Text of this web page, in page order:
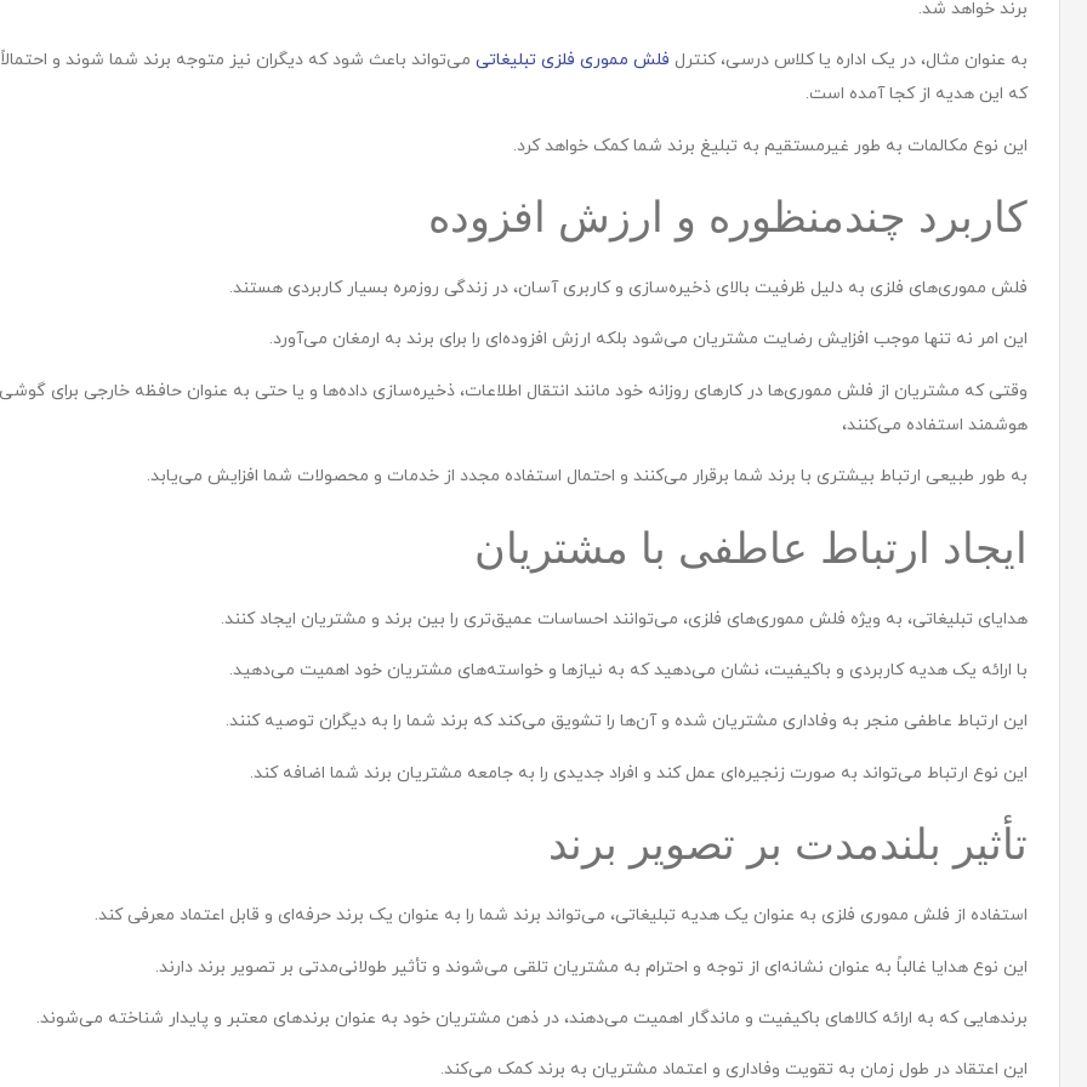
برند خواهد شد.
به عنوان مثال، در یک اداره یا کلاس درسی، کنترل فلش مموری‌ فلزی تبلیغاتی می‌تواند باعث شود که دیگران نیز متوجه برند شما شوند و
که این هدیه از کجا آمده است.
این نوع مکالمات به طور غیرمستقیم به تبلیغ برند شما کمک خواهد کرد.
کاربرد چندمنظوره و ارزش افزوده
فلش مموری‌های فلزی به دلیل ظرفیت بالای ذخیره‌سازی و کاربری آسان، در زندگی روزمره بسیار کاربردی هستند.
این امر نه تنها موجب افزایش رضایت مشتریان می‌شود بلکه ارزش افزوده‌ای را برای برند به ارمغان می‌آورد.
وقتی که مشتریان از فلش مموری‌ها در کارهای روزانه خود مانند انتقال اطلاعات، ذخیره‌سازی داده‌ها و یا حتی به عنوان حافظه خارجی برای
هوشمند استفاده می‌کنند،
به طور طبیعی ارتباط بیشتری با برند شما برقرار می‌کنند و احتمال استفاده مجدد از خدمات و محصولات شما افزایش می‌یابد.
ایجاد ارتباط عاطفی با مشتریان
هدایای تبلیغاتی، به ویژه فلش مموری‌های فلزی، می‌توانند احساسات عمیق‌تری را بین برند و مشتریان ایجاد کنند.
با ارائه یک هدیه کاربردی و باکیفیت، نشان می‌دهید که به نیازها و خواسته‌های مشتریان خود اهمیت می‌دهید.
این ارتباط عاطفی منجر به وفاداری مشتریان شده و آن‌ها را تشویق می‌کند که برند شما را به دیگران توصیه کنند.
این نوع ارتباط می‌تواند به صورت زنجیره‌ای عمل کند و افراد جدیدی را به جامعه مشتریان برند شما اضافه کند.
تأثیر بلندمدت بر تصویر برند
استفاده از فلش مموری فلزی به عنوان یک هدیه تبلیغاتی، می‌تواند برند شما را به عنوان یک برند حرفه‌ای و قابل اعتماد معرفی کند.
این نوع هدایا غالباً به عنوان نشانه‌ای از توجه و احترام به مشتریان تلقی می‌شوند و تأثیر طولانی‌مدتی بر تصویر برند دارند.
برندهایی که به ارائه کالاهای باکیفیت و ماندگار اهمیت می‌دهند، در ذهن مشتریان خود به عنوان برندهای معتبر و پایدار شناخته می‌شوند.
این اعتقاد در طول زمان به تقویت وفاداری و اعتماد مشتریان به برند کمک می‌کند.